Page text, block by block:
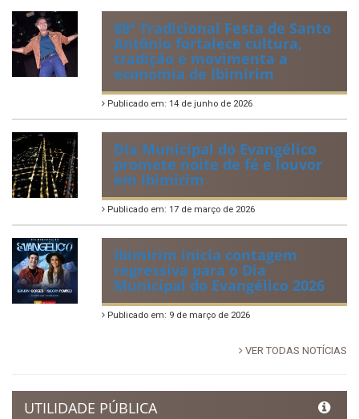
88ª Tradicional Festa de Santo
Antônio fortalece cultura,
tradição e movimenta a
economia de Ibimirim
Publicado em: 14 de junho de 2026
Dia Municipal do Evangélico
promete noite de fé e louvor
em Ibimirim
Publicado em: 17 de março de 2026
Ibimirim inicia contagem
regressiva para o Dia
Municipal do Evangélico 2026
Publicado em: 9 de março de 2026
VER TODAS NOTÍCIAS
UTILIDADE PÚBLICA